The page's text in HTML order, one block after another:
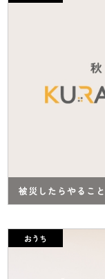
被災したらやること
おうち